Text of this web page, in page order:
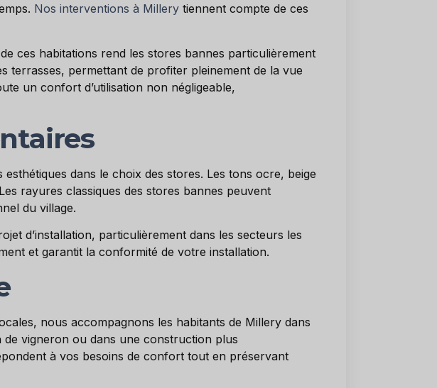
Nos interventions à Millery tiennent compte de ces
ces habitations rend les stores bannes particulièrement
terrasses, permettant de profiter pleinement de la vue
un confort d’utilisation non négligeable,
dans le choix des stores. Les tons ocre, beige
rayures classiques des stores bannes peuvent
du village.
d’installation, particulièrement dans les secteurs les
et garantit la conformité de votre installation.
nous accompagnons les habitants de Millery dans
de vigneron ou dans une construction plus
à vos besoins de confort tout en préservant